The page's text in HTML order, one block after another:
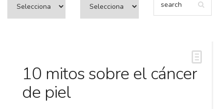
10 mitos sobre el cáncer
de piel